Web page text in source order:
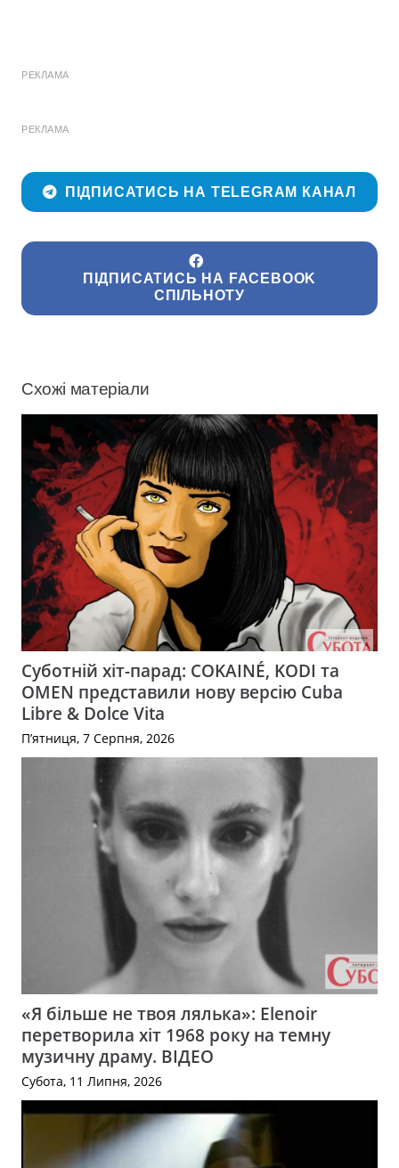
РЕКЛАМА
РЕКЛАМА
ПІДПИСАТИСЬ НА TELEGRAM КАНАЛ
ПІДПИСАТИСЬ НА FACEBOOK
СПІЛЬНОТУ
Схожі матеріали
Суботній хіт-парад: COKAINÉ, KODI та
OMEN представили нову версію Cuba
Libre & Dolce Vita
П’ятниця, 7 Серпня, 2026
«Я більше не твоя лялька»: Elenoir
перетворила хіт 1968 року на темну
музичну драму. ВІДЕО
Субота, 11 Липня, 2026